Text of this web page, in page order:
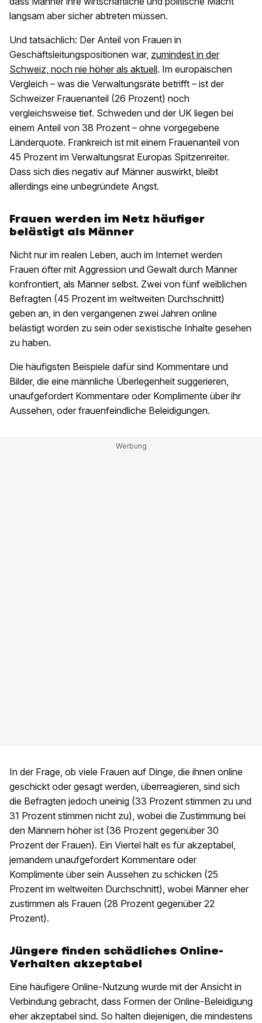
langsam aber sicher abtreten müssen.
Und tatsächlich: Der Anteil von Frauen in
Geschäftsleitungspositionen war, zumindest in der
Schweiz, noch nie höher als aktuell. Im europäischen
Vergleich – was die Verwaltungsräte betrifft – ist der
Schweizer Frauenanteil (26 Prozent) noch
vergleichsweise tief. Schweden und der UK liegen bei
einem Anteil von 38 Prozent – ohne vorgegebene
Länderquote. Frankreich ist mit einem Frauenanteil von
45 Prozent im Verwaltungsrat Europas Spitzenreiter.
Dass sich dies negativ auf Männer auswirkt, bleibt
allerdings eine unbegründete Angst.
Frauen werden im Netz häufiger
belästigt als Männer
Nicht nur im realen Leben, auch im Internet werden
Frauen öfter mit Aggression und Gewalt durch Männer
konfrontiert, als Männer selbst. Zwei von fünf weiblichen
Befragten (45 Prozent im weltweiten Durchschnitt)
geben an, in den vergangenen zwei Jahren online
belästigt worden zu sein oder sexistische Inhalte gesehen
zu haben.
Die häufigsten Beispiele dafür sind Kommentare und
Bilder, die eine männliche Überlegenheit suggerieren,
unaufgefordert Kommentare oder Komplimente über ihr
Aussehen, oder frauenfeindliche Beleidigungen.
In der Frage, ob viele Frauen auf Dinge, die ihnen online
geschickt oder gesagt werden, überreagieren, sind sich
die Befragten jedoch uneinig (33 Prozent stimmen zu und
31 Prozent stimmen nicht zu), wobei die Zustimmung bei
den Männern höher ist (36 Prozent gegenüber 30
Prozent der Frauen). Ein Viertel hält es für akzeptabel,
jemandem unaufgefordert Kommentare oder
Komplimente über sein Aussehen zu schicken (25
Prozent im weltweiten Durchschnitt), wobei Männer eher
zustimmen als Frauen (28 Prozent gegenüber 22
Prozent).
Jüngere finden schädliches Online-
Verhalten akzeptabel
Eine häufigere Online-Nutzung wurde mit der Ansicht in
Verbindung gebracht, dass Formen der Online-Beleidigung
eher akzeptabel sind. So halten diejenigen, die mindestens